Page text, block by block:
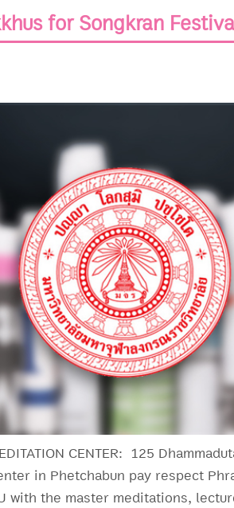
for Songkran
CENTER:
125
in Phetchabun pay respect
with the master meditations,